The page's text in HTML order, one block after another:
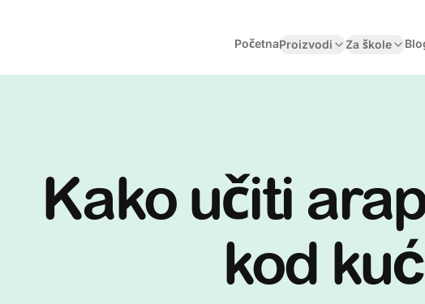
PočetnaProizvodi Za škole
Kako učiti
kod